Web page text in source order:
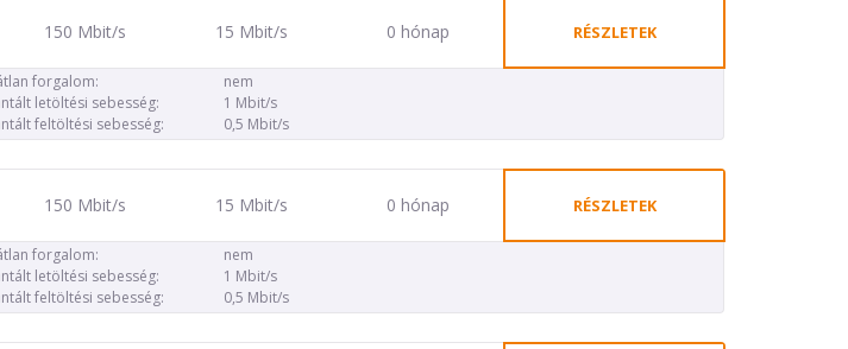
150 Mbit/s 15 Mbit/s 0 hónap RÉSZLETEK
forgalom:
nem
letöltési sebesség:
1 Mbit/s
feltöltési sebesség:
0,5 Mbit/s
150 Mbit/s 15 Mbit/s 0 hónap RÉSZLETEK
forgalom:
nem
letöltési sebesség:
1 Mbit/s
feltöltési sebesség:
0,5 Mbit/s